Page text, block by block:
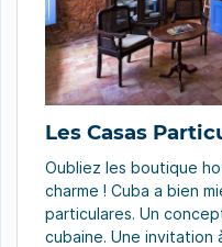
Les Casas
Oubliez les boutique
charme ! Cuba a bien
particulares. Un
cubaine. Une invitation